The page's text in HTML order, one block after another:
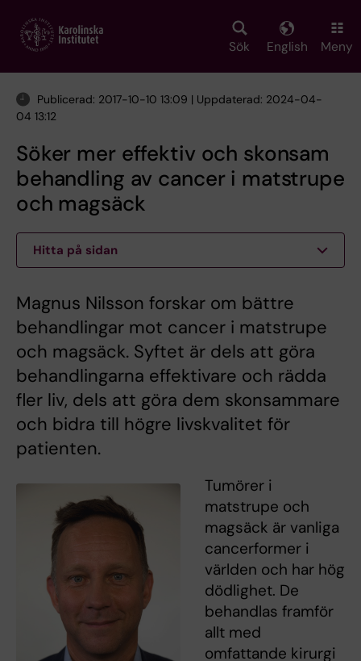
main
Sök English Meny
Publicerad: 2017-10-10 13:09 | Uppdaterad: 2024-04-
04 13:12
Söker mer effektiv och skonsam
behandling av cancer i matstrupe
och magsäck
Hitta på sidan
Magnus Nilsson forskar om bättre
behandlingar mot cancer i matstrupe
och magsäck. Syftet är dels att göra
behandlingarna effektivare och rädda
fler liv, dels att göra dem skonsammare
och bidra till högre livskvalitet för
patienten.
Tumörer i
matstrupe och
magsäck är vanliga
cancerformer i
världen och har hög
dödlighet. De
behandlas framför
allt med
omfattande kirurgi